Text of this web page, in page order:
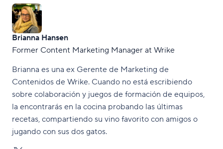
Brianna Hansen
Former Content Marketing Manager at Wrike
Brianna es una ex Gerente de Marketing de
Contenidos de Wrike. Cuando no está escribiendo
sobre colaboración y juegos de formación de equipos,
la encontrarás en la cocina probando las últimas
recetas, compartiendo su vino favorito con amigos o
jugando con sus dos gatos.